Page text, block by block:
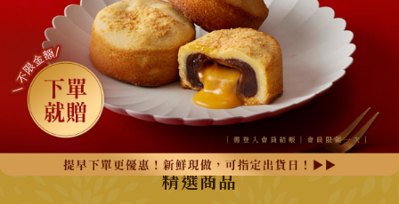
關於我們
最新消息
所有商品
訂購須知
精選商品